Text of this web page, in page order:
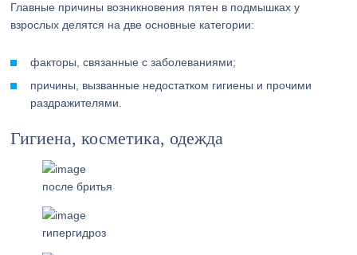
Главные причины возникновения пятен в подмышках у
взрослых делятся на две основные категории:
факторы, связанные с заболеваниями;
причины, вызванные недостатком гигиены и прочими
раздражителями.
Гигиена, косметика, одежда
после бритья
гипергидроз